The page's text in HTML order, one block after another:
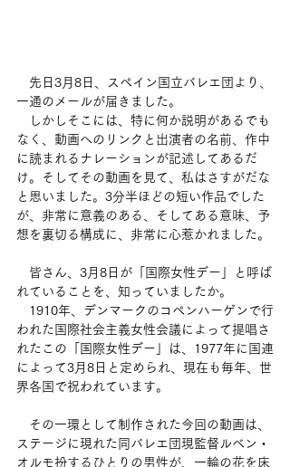
先日3月8日、スペイン国立バレエ団より、
一通のメールが届きました。
しかしそこには、特に何か説明があるでも
なく、動画へのリンクと出演者の名前、作中
に読まれるナレーションが記述してあるだ
け。そしてその動画を見て、私はさすがだな
と思いました。3分半ほどの短い作品でした
が、非常に意義のある、そしてある意味、予
想を裏切る構成に、非常に心惹かれました。
皆さん、3月8日が「国際女性デー」と呼ば
れていることを、知っていましたか。
1910年、デンマークのコペンハーゲンで行
われた国際社会主義女性会議によって提唱さ
れたこの「国際女性デー」は、1977年に国連
によって3月8日と定められ、現在も毎年、世
界各国で祝われています。
その一環として制作された今回の動画は、
ステージに現れた同バレエ団現監督ルベン・
オルモ扮するひとりの男性が、一輪の花を床